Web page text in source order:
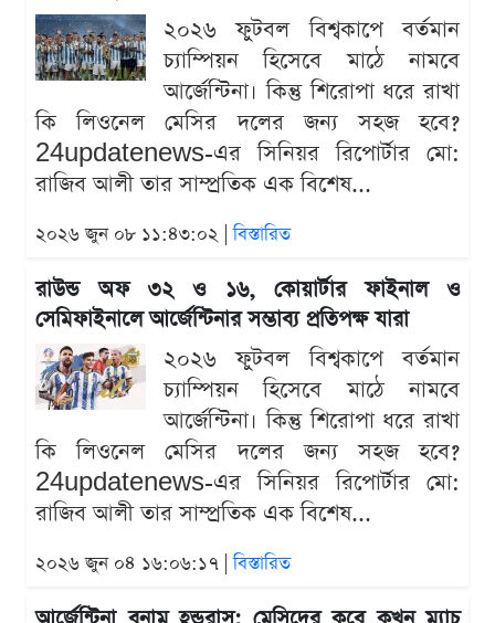
২০২৬ ফুটবল বিশ্বকাপে বর্তমান
চ্যাম্পিয়ন হিসেবে মাঠে নামবে
আর্জেন্টিনা। কিন্তু শিরোপা ধরে রাখা
কি লিওনেল মেসির দলের জন্য সহজ হবে?
24updatenews-এর সিনিয়র রিপোর্টার মো:
রাজিব আলী তার সাম্প্রতিক এক বিশেষ...
২০২৬ জুন ০৮ ১১:৪৩:০২ |বিস্তারিত
রাউন্ড অফ ৩২ ও ১৬, কোয়ার্টার ফাইনাল ও
সেমিফাইনালে আর্জেন্টিনার সম্ভাব্য প্রতিপক্ষ যারা
২০২৬ ফুটবল বিশ্বকাপে বর্তমান
চ্যাম্পিয়ন হিসেবে মাঠে নামবে
আর্জেন্টিনা। কিন্তু শিরোপা ধরে রাখা
কি লিওনেল মেসির দলের জন্য সহজ হবে?
24updatenews-এর সিনিয়র রিপোর্টার মো:
রাজিব আলী তার সাম্প্রতিক এক বিশেষ...
২০২৬ জুন ০৪ ১৬:০৬:১৭ |বিস্তারিত